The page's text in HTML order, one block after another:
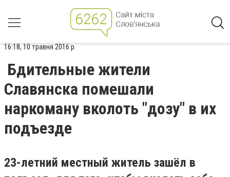
16:18, 10 травня 2016 р.
Бдительные жители
Славянска помешали
наркоману вколоть "дозу" в их
подъезде
23-летний местный житель зашёл в